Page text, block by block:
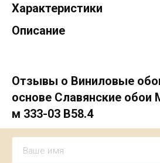
Характеристики
Описание
Отзывы о Виниловые
основе Славянские обои
м 333-03 В58.4